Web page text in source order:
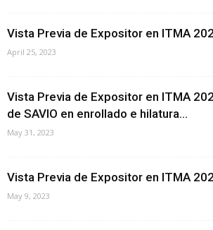
Vista Previa de Expositor en ITMA
April 25, 2023
Vista Previa de Expositor en ITMA
de SAVIO en enrollado e hilatura...
May 31, 2023
Vista Previa de Expositor en ITMA
May 9, 2023